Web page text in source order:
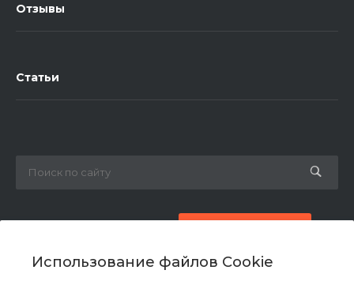
Использование файлов Cookie
Отзывы
Статьи
zakaz@ogk-opora.ru